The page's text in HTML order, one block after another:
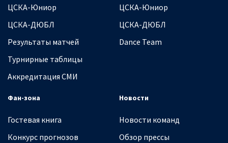
ЦСКА-Юниор
ЦСКА-ДЮБЛ
Результаты матчей
Турнирные таблицы
Аккредитация СМИ
ЦСКА-Юниор
ЦСКА-ДЮБЛ
Dance Team
Фан-зона
Гостевая книга
Конкурс прогнозов
Новости
Новости команд
Обзор прессы